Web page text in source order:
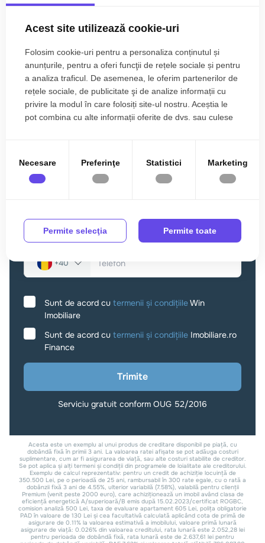
Acest site utilizează cookie-uri
Folosim cookie-uri pentru a personaliza conținutul și
anunțurile, pentru a oferi funcţii de rețele sociale și pentru
a analiza traficul. De asemenea, le oferim partenerilor de
rețele sociale, de publicitate şi de analize informații cu
privire la modul în care folosiți site-ul nostru. Aceștia le
pot combina cu alte informații oferite de dvs. sau culese
Necesare Preferinţe Statistici Marketing
Permite selecţia Permite toate